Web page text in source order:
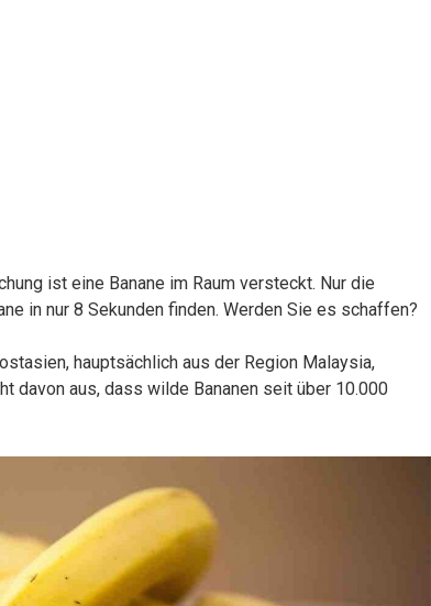
ist eine Banane im Raum versteckt. Nur die
in nur 8 Sekunden finden. Werden Sie es schaffen?
hauptsächlich aus der Region Malaysia,
davon aus, dass wilde Bananen seit über 10.000